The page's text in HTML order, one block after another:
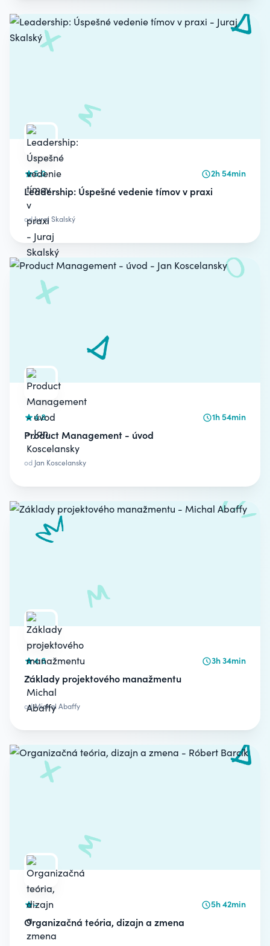
5.0 2h 54min
Leadership: Úspešné vedenie tímov v praxi
odJuraj Skalský
4.8 1h 54min
Product Management - úvod
od Jan Koscelansky
4.6 3h 34min
Základy projektového manažmentu
odMichal Abaffy
- 5h 42min
Organizačná teória, dizajn a zmena